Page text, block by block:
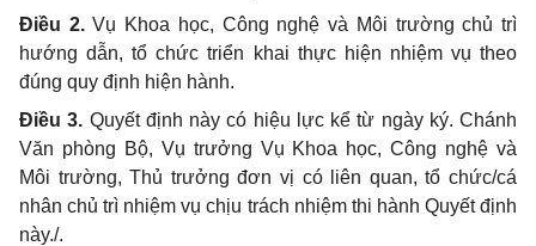
Điều 2.Vụ Khoa học, Công nghệ và Môi trường chủ trì
hướng dẫn, tổ chức triển khai thực hiện nhiệm vụ theo
đúng quy định hiện hành.
Điều 3. Quyết định này có hiệu lực kể từ ngày ký. Chánh
Văn phòng Bộ, Vụ trưởng Vụ Khoa học, Công nghệ và
Môi trường, Thủ trưởng đơn vị có liên quan, tổ chức/cá
nhân chủ trì nhiệm vụ chịu trách nhiệm thi hành Quyết định
này./.